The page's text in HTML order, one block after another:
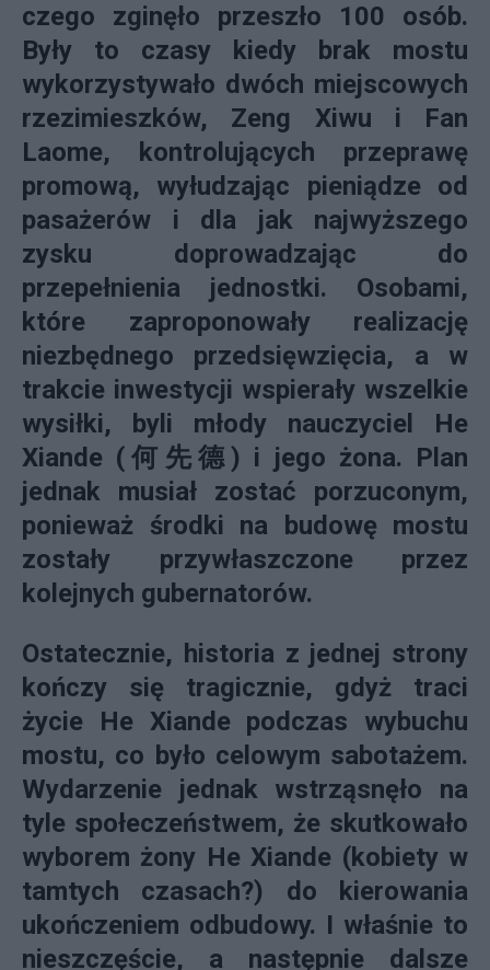
czego zginęło przeszło 100 osób.
Były to czasy kiedy brak mostu
wykorzystywało dwóch miejscowych
rzezimieszków, Zeng Xiwu i Fan
Laome, kontrolujących przeprawę
promową, wyłudzając pieniądze od
pasażerów i dla jak najwyższego
zysku doprowadzając do
przepełnienia jednostki. Osobami,
które zaproponowały realizację
niezbędnego przedsięwzięcia, a w
trakcie inwestycji wspierały wszelkie
wysiłki, byli młody nauczyciel He
Xiande (何先德) i jego żona. Plan
jednak musiał zostać porzuconym,
ponieważ środki na budowę mostu
zostały przywłaszczone przez
kolejnych gubernatorów.
Ostatecznie, historia z jednej strony
kończy się tragicznie, gdyż traci
życie He Xiande podczas wybuchu
mostu, co było celowym sabotażem.
Wydarzenie jednak wstrząsnęło na
tyle społeczeństwem, że skutkowało
wyborem żony He Xiande (kobiety w
tamtych czasach?) do kierowania
ukończeniem odbudowy. I właśnie to
nieszczęście, a następnie dalsze